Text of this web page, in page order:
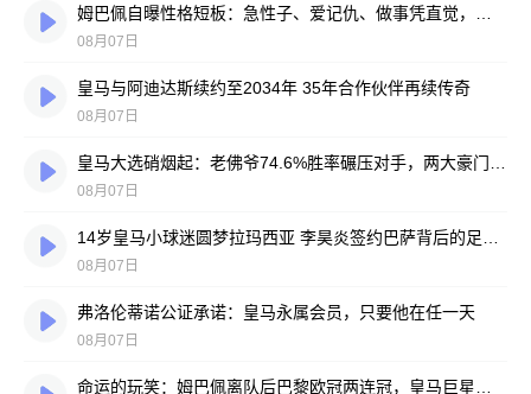
08月07日
皇马与阿迪达斯续约至2034年 35年合作伙伴再续传奇
08月07日
08月07日
08月07日
弗洛伦蒂诺公证承诺：皇马永属会员，只要他在任一天
08月07日